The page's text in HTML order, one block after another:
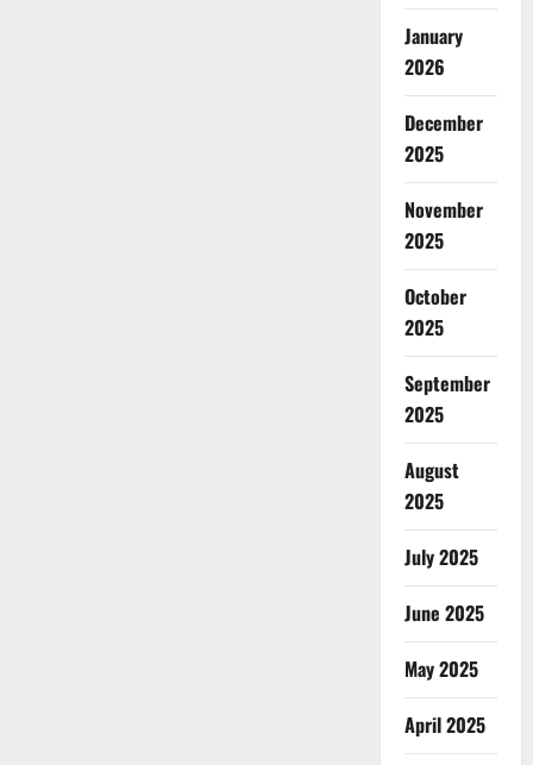
January
2026
December
2025
November
2025
October
2025
September
2025
August
2025
July 2025
June 2025
May 2025
April 2025